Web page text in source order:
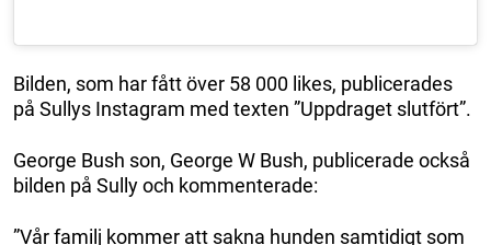
Bilden, som har fått över 58 000 likes, publicerades
på Sullys Instagram med texten ”Uppdraget slutfört”.
George Bush son, George W Bush, publicerade också
bilden på Sully och kommenterade:
”Vår familj kommer att sakna hunden samtidigt som